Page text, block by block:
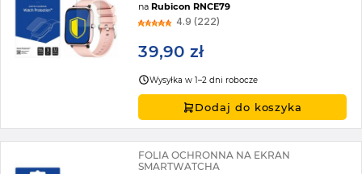
naRubicon RNCE79
4.9 (222)
39,90 zł
Wysyłka w 1–2 dni robocze
Dodaj do koszyka
FOLIA OCHRONNA NA EKRAN
SMARTWATCHA